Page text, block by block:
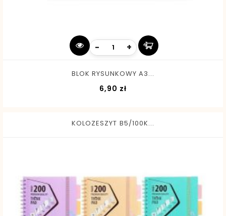
- +
BLOK RYSUNKOWY A3...
6,90 złCena
KOLOZESZYT B5/100K...